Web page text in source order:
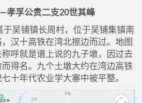
二支20世其峰
吴铺镇长周村，位于吴铺集镇南
汉十高铁在湾北擦边而过。地图
呼就是谱上说的九子墩，因过去
得名。九个土墩大约在湾边高铁
十年代农业学大寨中被平整。